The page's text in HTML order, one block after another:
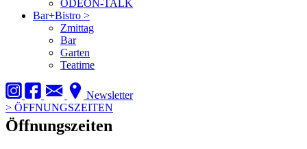
ODEON-TALK
Bar+Bistro >
Zmittag
Bar
Garten
Teatime
Newsletter
> ÖFFNUNGSZEITEN
Öffnungszeiten